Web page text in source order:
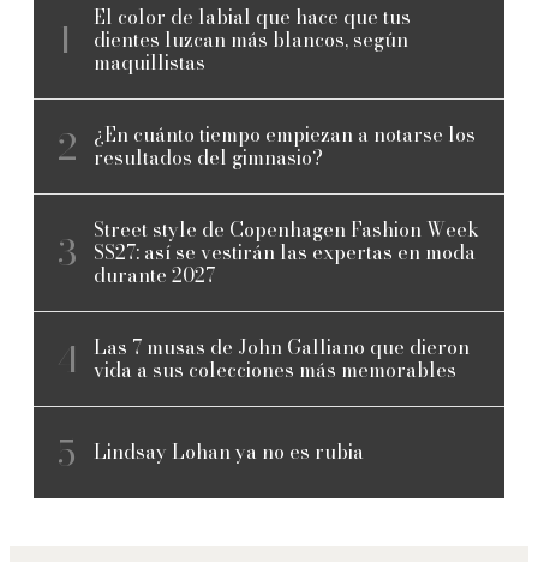
El color de labial que hace que tus
dientes luzcan más blancos, según
maquillistas
¿En cuánto tiempo empiezan a notarse los
resultados del gimnasio?
Street style de Copenhagen Fashion Week
SS27: así se vestirán las expertas en moda
durante 2027
Las 7 musas de John Galliano que dieron
vida a sus colecciones más memorables
Lindsay Lohan ya no es rubia